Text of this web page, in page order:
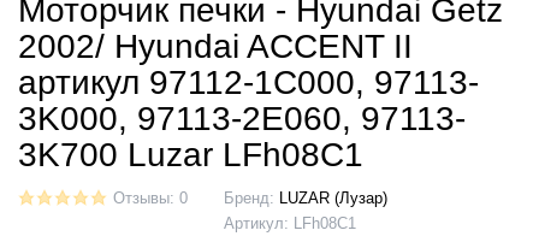
Моторчик печки - Hyundai Getz
2002/ Hyundai ACCENT II
артикул 97112-1C000, 97113-
3K000, 97113-2E060, 97113-
3K700 Luzar LFh08C1
Отзывы: 0 Бренд: LUZAR (Лузар)
Артикул: LFh08C1